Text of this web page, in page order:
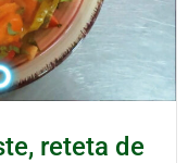
reteta de